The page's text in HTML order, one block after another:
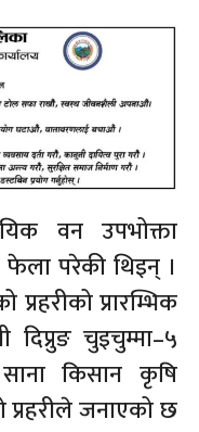
वन उपभोक्ता
परेकी थिइन् ।
प्रारम्भिक
चुइचुम्मा–५
किसान कृषि
प्रहरीले जनाएको छ